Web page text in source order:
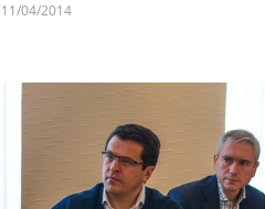
11/04/2014